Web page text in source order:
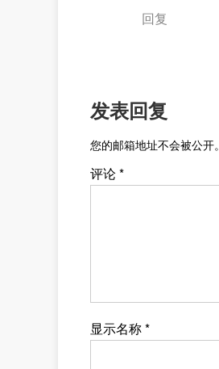
回复
发表回复
您的邮箱地址不会被公开。
评论*
显示名称*